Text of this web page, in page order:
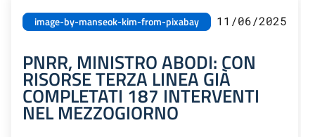
image-by-manseok-kim-from-pixabay 11/06/2025
PNRR, MINISTRO ABODI: CON
RISORSE TERZA LINEA GIÀ
COMPLETATI 187 INTERVENTI
NEL MEZZOGIORNO